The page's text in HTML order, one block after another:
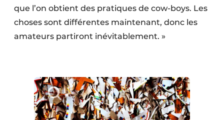
que l’on obtient des pratiques de cow-boys. Les
choses sont différentes maintenant, donc les
amateurs partiront inévitablement. »